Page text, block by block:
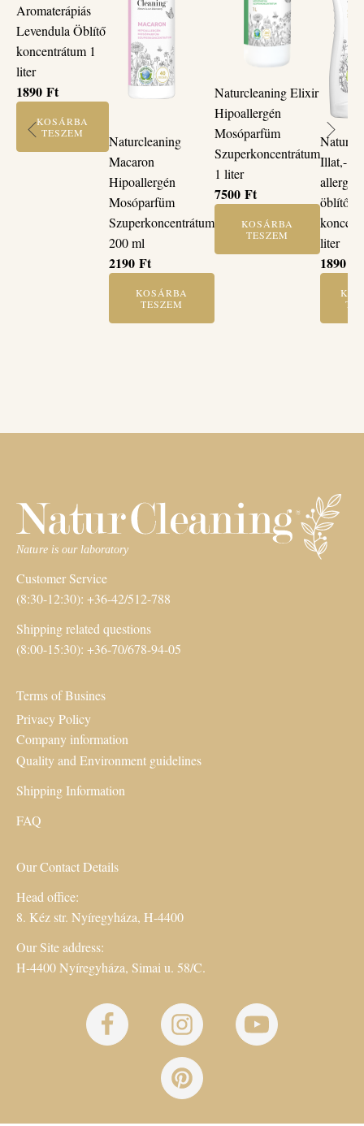
Aromaterápiás
Levendula Öblítő
koncentrátum 1
liter
1890 Ft
KOSÁRBA
TESZEM
Naturcleaning
Macaron
Hipoallergén
Mosóparfüm
Szuperkoncentrátum
200 ml
2190 Ft
KOSÁRBA
TESZEM
Naturcleaning Elixir
Hipoallergén
Mosóparfüm
Szuperkoncentrátum
1 liter
7500 Ft
KOSÁRBA
TESZEM
Illat,- és
öblítő
liter
1890
Customer Service
(8:30-12:30): +36-42/512-788
Shipping related questions
(8:00-15:30): +36-70/678-94-05
Terms of Busines
Privacy Policy
Company information
Quality and Environment guidelines
Shipping Information
FAQ
Our Contact Details
Head office:
8. Kéz str. Nyíregyháza, H-4400
Our Site address:
H-4400 Nyíregyháza, Simai u. 58/C.